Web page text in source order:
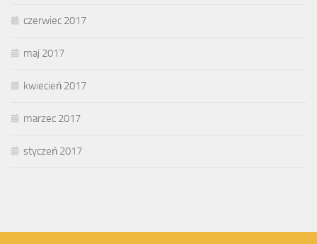
czerwiec 2017
maj 2017
kwiecień 2017
marzec 2017
styczeń 2017